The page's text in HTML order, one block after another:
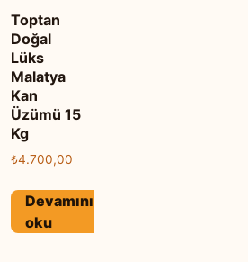
Toptan
Doğal
Lüks
Malatya
Kan
Üzümü 15
Kg
₺4.700,00
Devamını
oku